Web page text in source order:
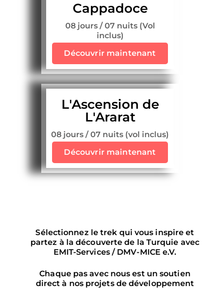
Cappadoce
08 jours / 07 nuits (Vol
inclus)
Découvrir maintenant
L'Ascension de
L'Ararat
08 jours / 07 nuits (vol inclus)
Découvrir maintenant
Sélectionnez le trek qui vous inspire et
partez à la découverte de la Turquie avec
EMIT-Services / DMV-MICE e.V.
Chaque pas avec nous est un soutien
direct à nos projets de développement